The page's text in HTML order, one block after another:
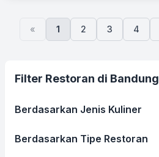
« 1 2 3 4
Filter Restoran di Bandung
Berdasarkan Jenis Kuliner
Berdasarkan Tipe Restoran